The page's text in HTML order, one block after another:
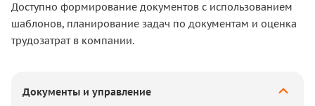
Доступно формирование документов с использованием
шаблонов, планирование задач по документам и оценка
трудозатрат в компании.
Документы и управление